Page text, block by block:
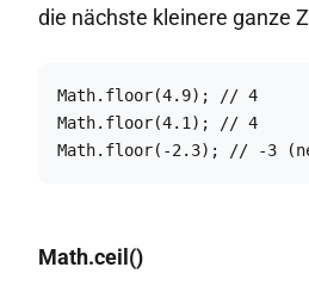
die nächste kleinere ganze
Math.floor(4.9); // 4
Math.floor(4.1); // 4
Math.floor(-2.3); // -3
Math.ceil()